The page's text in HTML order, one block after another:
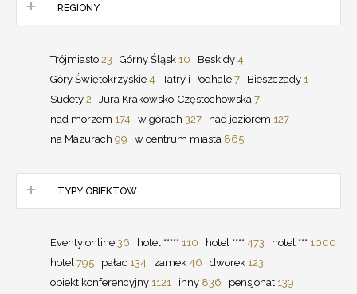
REGIONY
Trójmiasto 23 Górny Śląsk 10 Beskidy 4
Góry Świętokrzyskie 4 Tatry i Podhale 7 Bieszczady 1
Sudety 2 Jura Krakowsko-Częstochowska 7
nad morzem 174 w górach 327 nad jeziorem 127
na Mazurach 99 w centrum miasta 865
TYPY OBIEKTÓW
Eventy online 36 hotel ***** 110 hotel **** 473 hotel *** 1000
hotel 795 pałac 134 zamek 46 dworek 123
obiekt konferencyjny 1121 inny 836 pensjonat 139